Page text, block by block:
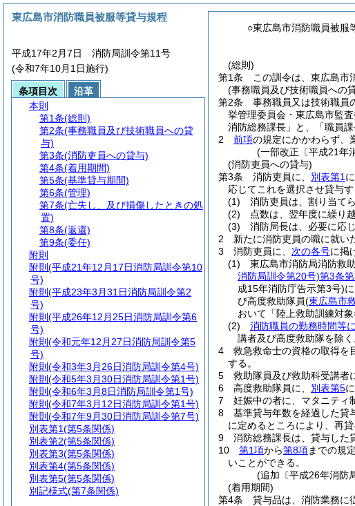
○東広島市消防職員被服
(総則)
第1条
この訓令は、東広島市
(事務職員及び技術職員への
第2条
事務職員又は技術職員
挙管理委員会・東広島市監
消防総務課長」と、「職員
2
前項の規定にかかわらず、
(一部改正〔平成21年
(消防吏員への貸与)
第3条
消防吏員に、 別表第1
応じてこれを選択させ貸与
(1)
消防吏員は、割り当て
(2)
点数は、翌年度に繰り
(3)
消防局長は、必要に応
2
新たに消防吏員の職に就い
3
消防吏員に、 次の各号に掲
(1)
東広島市消防局消防救
消防局訓令第20号)第3条
成15年消防庁告示第3号)
び高度救助隊員(東広島市
おいて「陸上救助訓練対
(2)
消防職員の勤務時間等
講者及び高度救助隊を除
4
救急救命士の資格の取得を
する。
5
救助隊員及び救助科受講者
6
高度救助隊員に、 別表第5
7
妊娠中の者に、マタニティ
8
基準貸与年数を経過した貸
に定めるところにより、再貸
9
消防総務課長は、貸与した
10
第1項から第8項までの規
いことができる。
(追加〔平成26年消防
(着用期間)
第4条
貸与品は、消防業務に
東広島市消防職員被服等貸与規程
平成17年2月7日 消防局訓令第11号
(令和7年10月1日施行)
条項目次
沿革
本則
第1条(総則)
第2条(事務職員及び技術職員への貸
与)
第3条(消防吏員への貸与)
第4条(着用期間)
第5条(基準貸与期間)
第6条(管理)
第7条(亡失し、及び損傷したときの処
置)
第8条(返還)
第9条(委任)
附則
附則 (平成21年12月17日消防局訓令第10
号)
附則 (平成23年3月31日消防局訓令第2
号)
附則 (平成26年12月25日消防局訓令第6
号)
附則 (令和元年12月27日消防局訓令第5
号)
附則 (令和3年3月26日消防局訓令第4号)
附則 (令和5年3月30日消防局訓令第1号)
附則 (令和6年3月8日消防局訓令第1号)
附則 (令和7年3月12日消防局訓令第1号)
附則 (令和7年9月30日消防局訓令第7号)
別表第1(第5条関係)
別表第2(第5条関係)
別表第3(第5条関係)
別表第4(第5条関係)
別表第5(第5条関係)
別記様式(第7条関係)